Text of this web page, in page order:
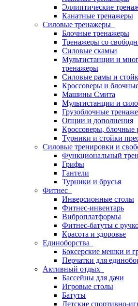
Эллиптические
Канатные тренажеры
Силовые тренажеры
Блочные тренажеры
Тренажеры со
Силовые скамьи
Мультистанции и
тренажеры
Силовые рамы и
Кроссоверы и
Машины Смита
Мультистанции и
Грузоблочные
Опции и дополнения
Кроссоверы,
Турники и стойки
Силовые тренировки и
Функциональный
Грифы
Гантели
Турники и брусья
Фитнес
Инверсионные столы
Фитнес-инвентарь
Виброплатформы
Фитнес-батуты с
Красота и здоровье
Единоборства
Боксерские мешки и
Перчатки для
Активный отдых
Бассейны для дачи
Игровые столы
Батуты
Детские спортивно-